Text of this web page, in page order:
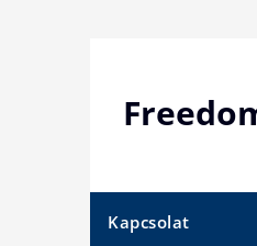
Kapcsolat